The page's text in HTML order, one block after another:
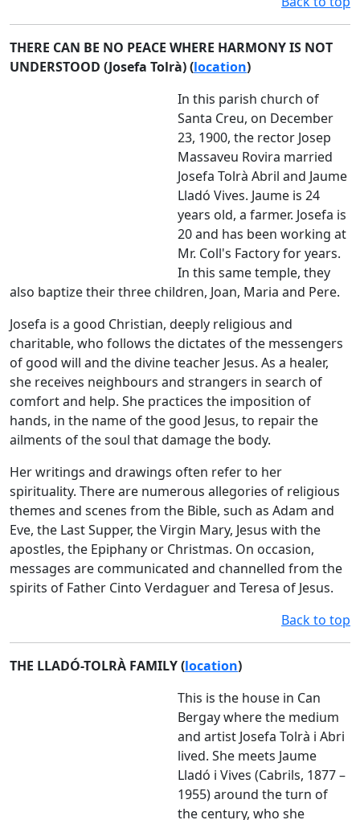
THERE CAN BE NO PEACE WHERE HARMONY IS NOT
UNDERSTOOD (Josefa Tolrà) (location)
In this parish church of
Santa Creu, on December
23, 1900, the rector Josep
Massaveu Rovira married
Josefa Tolrà Abril and Jaume
Lladó Vives. Jaume is 24
years old, a farmer. Josefa is
20 and has been working at
Mr. Coll's Factory for years.
In this same temple, they
also baptize their three children, Joan, Maria and Pere.
Josefa is a good Christian, deeply religious and
charitable, who follows the dictates of the messengers
of good will and the divine teacher Jesus. As a healer,
she receives neighbours and strangers in search of
comfort and help. She practices the imposition of
hands, in the name of the good Jesus, to repair the
ailments of the soul that damage the body.
Her writings and drawings often refer to her
spirituality. There are numerous allegories of religious
themes and scenes from the Bible, such as Adam and
Eve, the Last Supper, the Virgin Mary, Jesus with the
apostles, the Epiphany or Christmas. On occasion,
messages are communicated and channelled from the
spirits of Father Cinto Verdaguer and Teresa of Jesus.
Back to top
THE LLADÓ-TOLRÀ FAMILY (location)
This is the house in Can
Bergay where the medium
and artist Josefa Tolrà i Abri
lived. She meets Jaume
Lladó i Vives (Cabrils, 1877 –
1955) around the turn of
the century, who she